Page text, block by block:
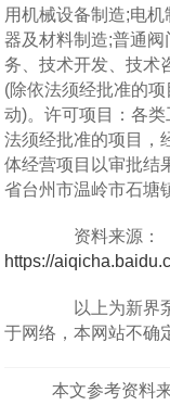
用机械设备制造;电
器及材料制造;普通
务、技术开发、技术
(除依法须经批准的
动)。许可项目：各
法须经批准的项目，
体经营项目以审批结
省台州市温岭市石塘
资料来源：
https://
以上为新界泵
于网络，本网站不确
本文参考资料